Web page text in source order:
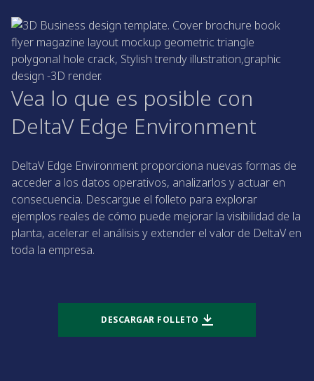
Vea lo que es posible con
DeltaV Edge Environment
DeltaV Edge Environment proporciona nuevas formas de
acceder a los datos operativos, analizarlos y actuar en
consecuencia. Descargue el folleto para explorar
ejemplos reales de cómo puede mejorar la visibilidad de la
planta, acelerar el análisis y extender el valor de DeltaV en
toda la empresa.
DESCARGAR FOLLETO